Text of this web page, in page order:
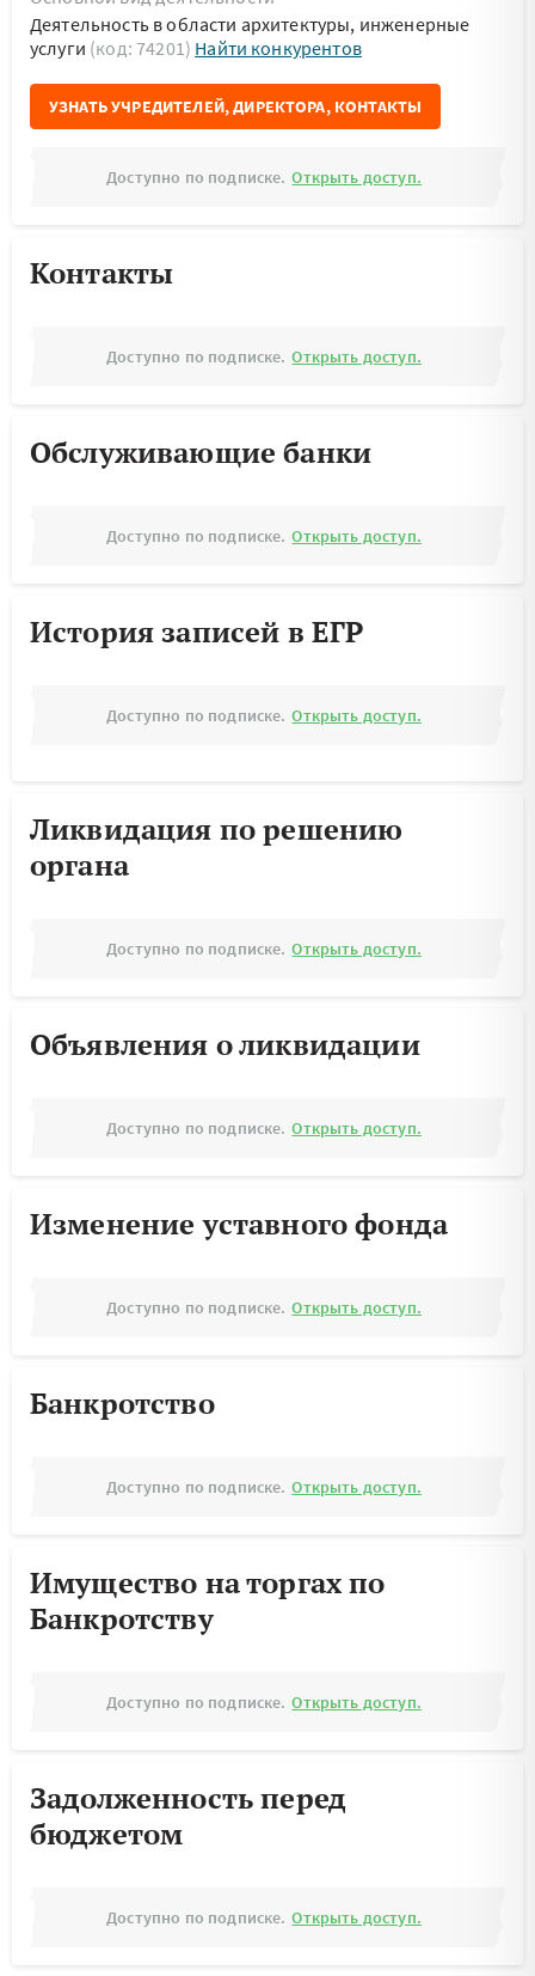
Деятельность в области архитектуры, инженерные
услуги (код: 74201) Найти конкурентов
УЗНАТЬ УЧРЕДИТЕЛЕЙ, ДИРЕКТОРА, КОНТАКТЫ
Доступно по подписке. Открыть доступ.
Контакты
Доступно по подписке. Открыть доступ.
Обслуживающие банки
Доступно по подписке. Открыть доступ.
История записей в ЕГР
Доступно по подписке. Открыть доступ.
Ликвидация по решению
органа
Доступно по подписке. Открыть доступ.
Объявления о ликвидации
Доступно по подписке. Открыть доступ.
Изменение уставного фонда
Доступно по подписке. Открыть доступ.
Банкротство
Доступно по подписке. Открыть доступ.
Имущество на торгах по
Банкротству
Доступно по подписке. Открыть доступ.
Задолженность перед
бюджетом
Доступно по подписке. Открыть доступ.